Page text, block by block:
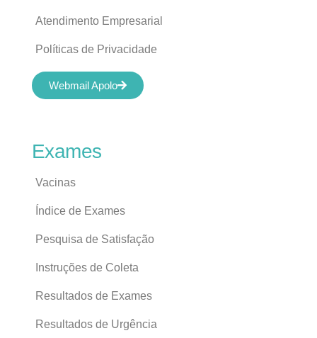
Exames
Vacinas
Índice de Exames
Pesquisa de Satisfação
Instruções de Coleta
Resultados de Exames
Resultados de Urgência
Atendimento Empresarial
Políticas de Privacidade
Webmail Apolo